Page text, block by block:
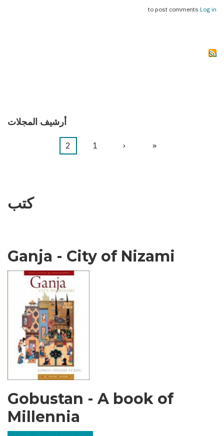
Log in
to post comments
أرشيف المجلات
First
«
Previous‹ الصفحة
1
Current
2
كتب
Ganja - City of Nizami
Gobustan - A book of
Millennia